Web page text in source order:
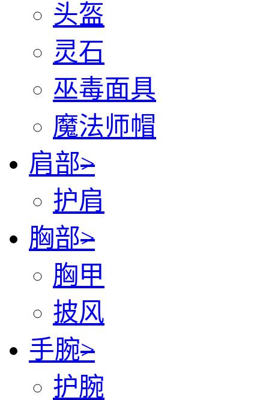
头盔
灵石
巫毒面具
魔法师帽
肩部>
护肩
胸部>
胸甲
披风
手腕>
护腕